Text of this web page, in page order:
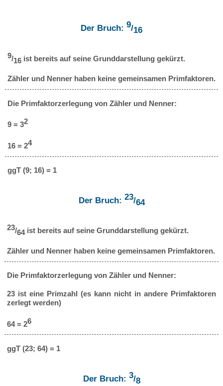
Der Bruch: 9/16
9/16 ist bereits auf seine Grunddarstellung gekürzt.
Zähler und Nenner haben keine gemeinsamen Primfaktoren.
Die Primfaktorzerlegung von Zähler und Nenner:
9 = 32
16 = 24
ggT (9; 16) = 1
Der Bruch: 23/64
23/64 ist bereits auf seine Grunddarstellung gekürzt.
Zähler und Nenner haben keine gemeinsamen Primfaktoren.
Die Primfaktorzerlegung von Zähler und Nenner:
23 ist eine Primzahl (es kann nicht in andere Primfaktoren
zerlegt werden)
64 = 26
ggT (23; 64) = 1
Der Bruch: 3/8